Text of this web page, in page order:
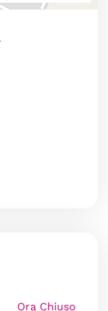
Ora Chiuso